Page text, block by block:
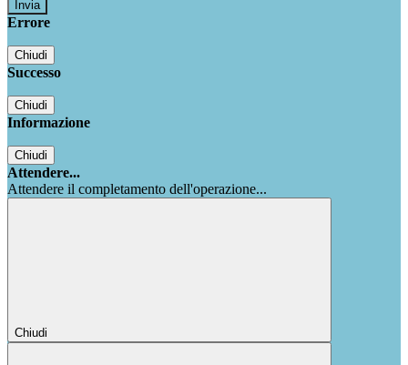
Errore
Chiudi
Successo
Chiudi
Informazione
Chiudi
Attendere...
Attendere il completamento dell'operazione...
Chiudi